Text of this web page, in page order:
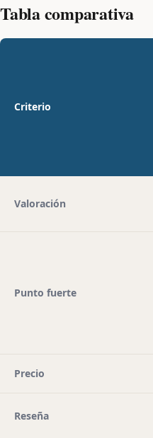
Tabla comparativa
Criterio
Valoración
Punto fuerte
Precio
Reseña